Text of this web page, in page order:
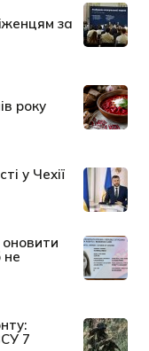
за
року
у Чехії
оновити
не
7